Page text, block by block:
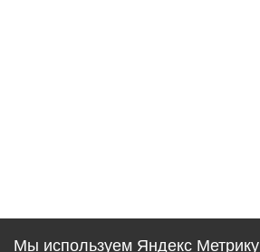
Мы используем Яндекс Метрику